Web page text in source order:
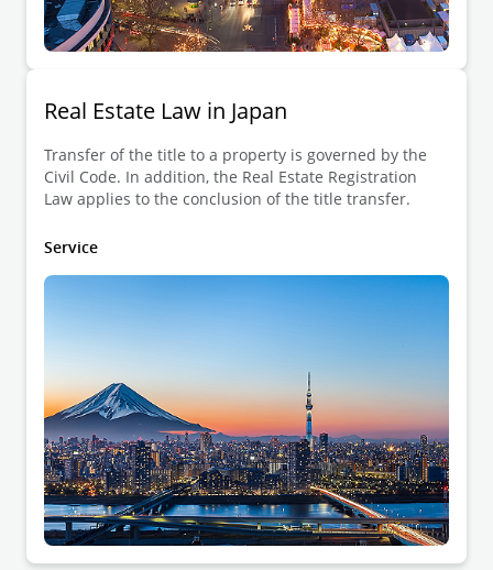
Real Estate Law in Japan
Transfer of the title to a property is governed by the
Civil Code. In addition, the Real Estate Registration
Law applies to the conclusion of the title transfer.
Service